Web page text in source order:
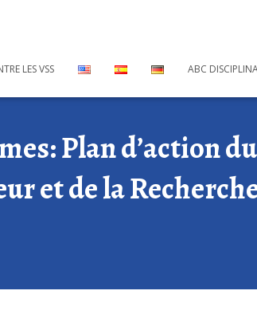
LES VSS ABC
Plan d’action du
et de la